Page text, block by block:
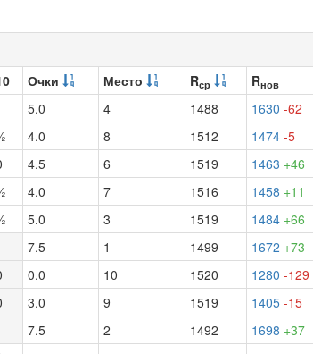
Очки Место Rср Rнов
5.0 4 1488 1630 -62
4.0 8 1512 1474 -5
4.5 6 1519 1463 +46
4.0 7 1516 1458 +11
5.0 3 1519 1484 +66
7.5 1 1499 1672 +73
0.0 10 1520 1280 -129
3.0 9 1519 1405 -15
7.5 2 1492 1698 +37